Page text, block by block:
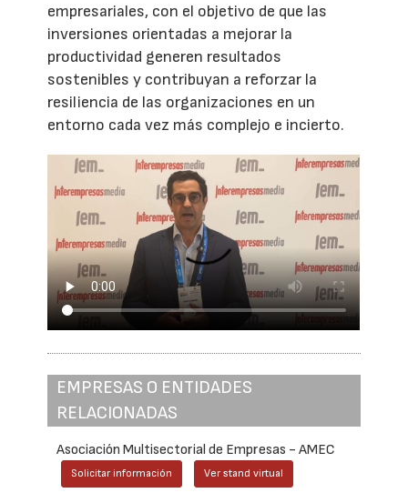
empresariales, con el objetivo de que las
inversiones orientadas a mejorar la
productividad generen resultados
sostenibles y contribuyan a reforzar la
resiliencia de las organizaciones en un
entorno cada vez más complejo e incierto.
EMPRESAS O ENTIDADES
RELACIONADAS
Asociación Multisectorial de Empresas - AMEC
Solicitar información Ver stand virtual